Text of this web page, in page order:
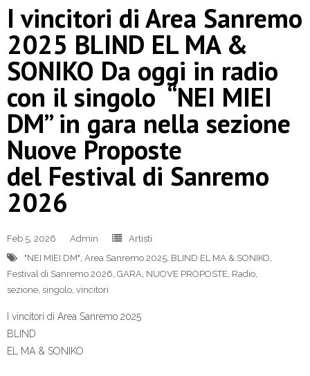
I vincitori di Area Sanremo
2025 BLIND EL MA &
SONIKO Da oggi in radio
con il singolo “NEI MIEI
DM” in gara nella sezione
Nuove Proposte
del Festival di Sanremo
2026
Feb 5, 2026 Admin
Artisti
"NEI MIEI DM", Area Sanremo 2025, BLIND EL MA & SONIKO,
Festival di Sanremo 2026, GARA, NUOVE PROPOSTE, Radio,
sezione, singolo, vincitori
I vincitori di Area Sanremo 2025
BLIND
EL MA & SONIKO